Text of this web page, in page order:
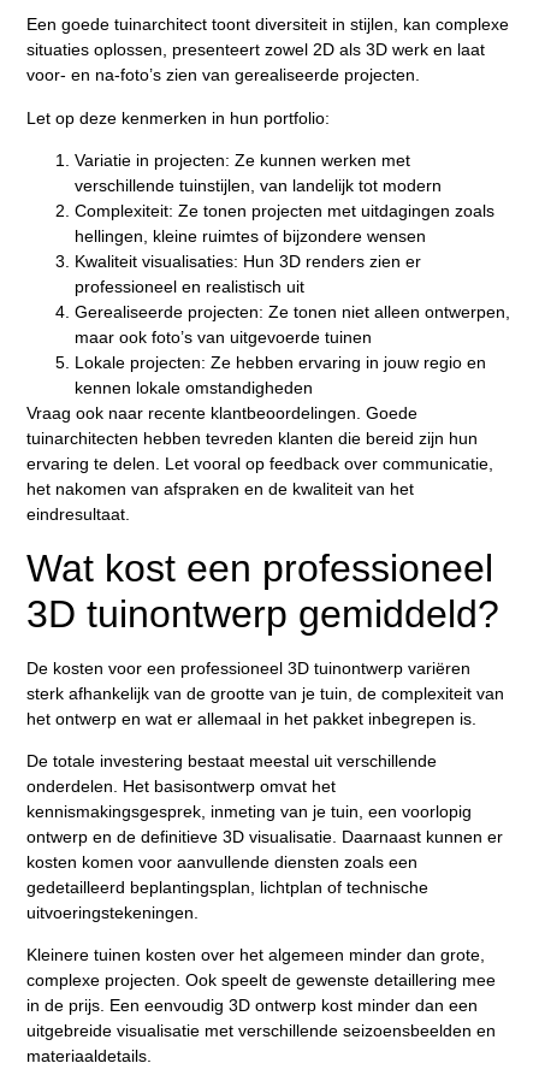
Een goede tuinarchitect toont diversiteit in stijlen, kan complexe
situaties oplossen, presenteert zowel 2D als 3D werk en laat
voor- en na-foto’s zien van gerealiseerde projecten.
Let op deze kenmerken in hun portfolio:
Variatie in projecten: Ze kunnen werken met
verschillende tuinstijlen, van landelijk tot modern
Complexiteit: Ze tonen projecten met uitdagingen zoals
hellingen, kleine ruimtes of bijzondere wensen
Kwaliteit visualisaties: Hun 3D renders zien er
professioneel en realistisch uit
Gerealiseerde projecten: Ze tonen niet alleen ontwerpen,
maar ook foto’s van uitgevoerde tuinen
Lokale projecten: Ze hebben ervaring in jouw regio en
kennen lokale omstandigheden
Vraag ook naar recente klantbeoordelingen. Goede
tuinarchitecten hebben tevreden klanten die bereid zijn hun
ervaring te delen. Let vooral op feedback over communicatie,
het nakomen van afspraken en de kwaliteit van het
eindresultaat.
Wat kost een professioneel
3D tuinontwerp gemiddeld?
De kosten voor een professioneel 3D tuinontwerp variëren
sterk afhankelijk van de grootte van je tuin, de complexiteit van
het ontwerp en wat er allemaal in het pakket inbegrepen is.
De totale investering bestaat meestal uit verschillende
onderdelen. Het basisontwerp omvat het
kennismakingsgesprek, inmeting van je tuin, een voorlopig
ontwerp en de definitieve 3D visualisatie. Daarnaast kunnen er
kosten komen voor aanvullende diensten zoals een
gedetailleerd beplantingsplan, lichtplan of technische
uitvoeringstekeningen.
Kleinere tuinen kosten over het algemeen minder dan grote,
complexe projecten. Ook speelt de gewenste detaillering mee
in de prijs. Een eenvoudig 3D ontwerp kost minder dan een
uitgebreide visualisatie met verschillende seizoensbeelden en
materiaaldetails.